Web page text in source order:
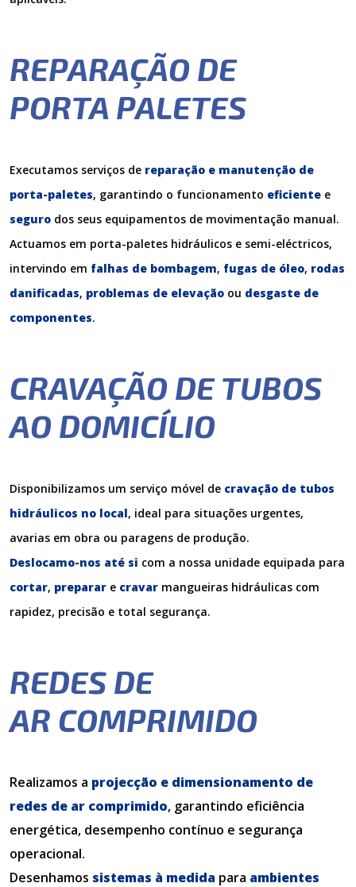
REPARAÇÃO DE
PORTA PALETES
Executamos serviços de reparação e manutenção de
porta-paletes, garantindo o funcionamento eficiente e
seguro dos seus equipamentos de movimentação manual.
Actuamos em porta-paletes hidráulicos e semi-eléctricos,
intervindo em falhas de bombagem, fugas de óleo, rodas
danificadas, problemas de elevação ou desgaste de
componentes.
CRAVAÇÃO DE TUBOS
AO DOMICÍLIO
Disponibilizamos um serviço móvel de cravação de tubos
hidráulicos no local, ideal para situações urgentes,
avarias em obra ou paragens de produção.
Deslocamo-nos até si com a nossa unidade equipada para
cortar, preparar e cravar mangueiras hidráulicas com
rapidez, precisão e total segurança.
REDES DE
AR COMPRIMIDO
Realizamos a projecção e dimensionamento de
redes de ar comprimido, garantindo eficiência
energética, desempenho contínuo e segurança
operacional.
Desenhamos sistemas à medida para ambientes